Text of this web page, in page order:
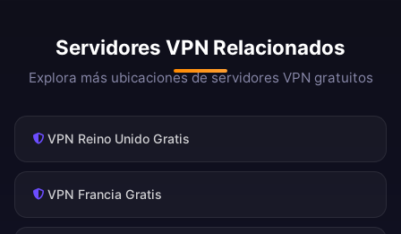
Servidores VPN Relacionados
Explora más ubicaciones de servidores VPN gratuitos
VPN Reino Unido Gratis
VPN Francia Gratis